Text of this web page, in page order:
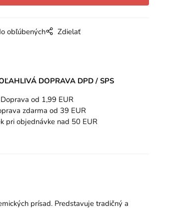
obľúbených Zdielať
DOPRAVA DPD / SPS
Doprava od 1,99 EUR
zdarma od 39 EUR
pri objednávke nad 50 EUR
prísad. Predstavuje tradičný a